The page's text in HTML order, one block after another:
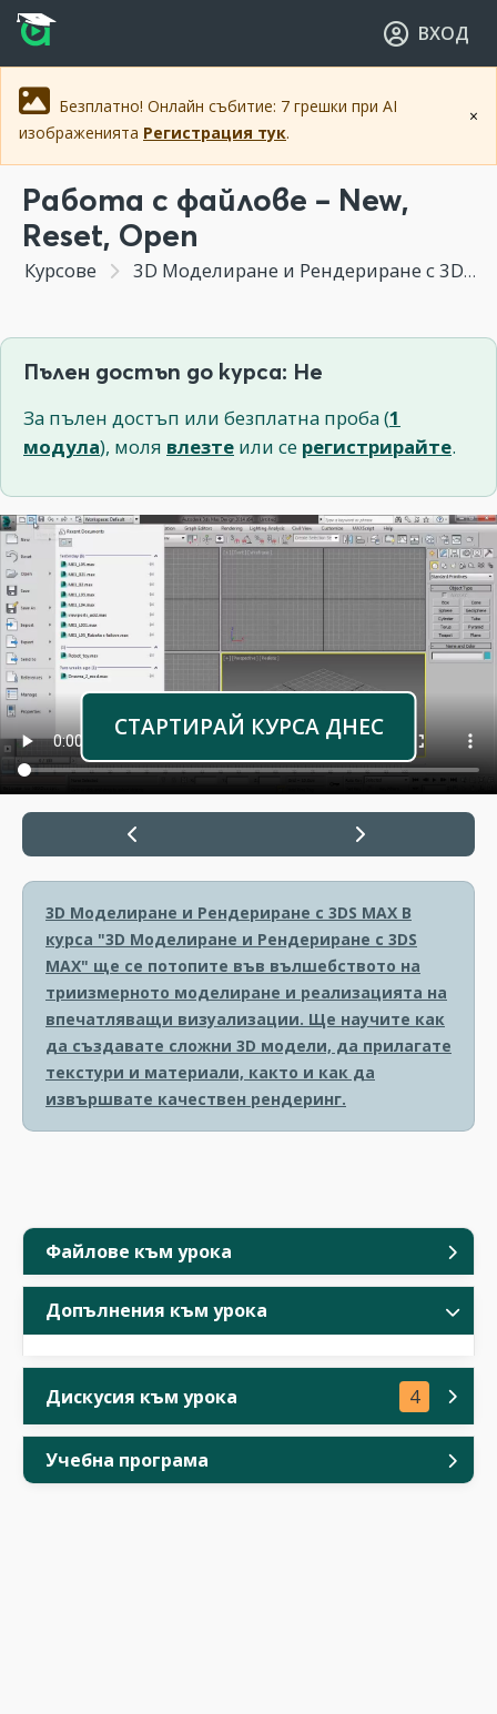
Прескочи към основното съдържание
Прескочи към навигацията
ВХОД
×
Безплатно! Онлайн събитие: 7 грешки при AI
изображенията Регистрация тук.
Файлове към урока
Допълнения към урока
Дискусия към урока 4
Учебна програма
Работа с файлове – New,
Reset, Open
Курсове 3D Моделиране и Рендериране с 3DS MAX
Пълен достъп до курса: Не
За пълен достъп или безплатна проба (1
модула), моля влезте или се регистрирайте.
СТАРТИРАЙ КУРСА ДНЕС
3D Моделиране и Рендериране с 3DS MAX В
курса "3D Моделиране и Рендериране с 3DS
MAX" ще се потопите във вълшебството на
триизмерното моделиране и реализацията на
впечатляващи визуализации. Ще научите как
да създавате сложни 3D модели, да прилагате
текстури и материали, както и как да
извършвате качествен рендеринг.